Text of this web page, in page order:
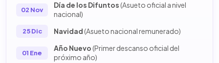
02 Nov
Día de los Difuntos(Asueto oficial a nivel
nacional)
25 Dic Navidad(Asueto nacional remunerado)
01 Ene
Año Nuevo(Primer descanso oficial del
próximo año)